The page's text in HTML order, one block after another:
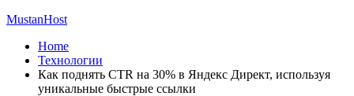
MustanHost
Home
Технологии
Как поднять CTR на 30% в Яндекс Директ, используя
уникальные быстрые ссылки